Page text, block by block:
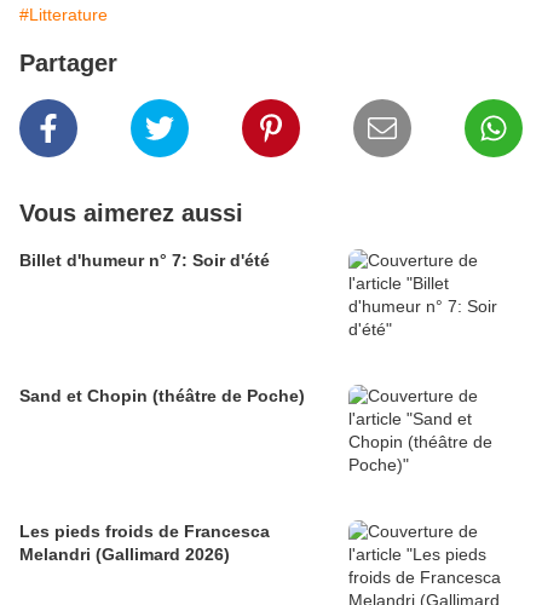
#Litterature
Partager
Vous aimerez aussi
Billet d'humeur n° 7: Soir d'été
Sand et Chopin (théâtre de Poche)
Les pieds froids de Francesca
Melandri (Gallimard 2026)